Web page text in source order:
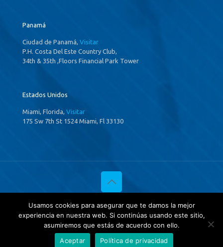
Panamá
Ciudad de Panamá, Visitar
P.H. Costa Del Este Country Club,
34th & 35th ,Floors Financial Park Tower
Estados Unidos
Miami, Florida, Visitar
175 Sw 7th St 1524 Miami, Fl 33130
© 2020 Investigaciones Estratégicas & Asociados. All Rights
Reserved
Política de privacidad
yTratamientos de datos.
Usamos cookies para asegurar que te damos la mejor
experiencia en nuestra web. Si continúas usando este sitio,
asumiremos que estás de acuerdo con ello.
Aceptar
Política de privacidad